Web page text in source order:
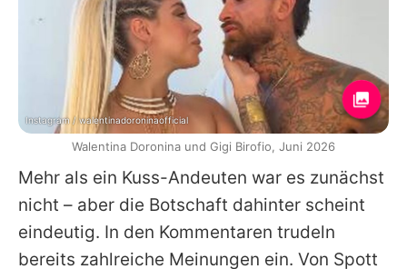
Mehr als ein Kuss-Andeuten war es zunächst
nicht – aber die Botschaft dahinter scheint
eindeutig. In den Kommentaren trudeln
bereits zahlreiche Meinungen ein. Von Spott
Instagram / walentinadoroninaofficial
Walentina Doronina und Gigi Birofio, Juni 2026